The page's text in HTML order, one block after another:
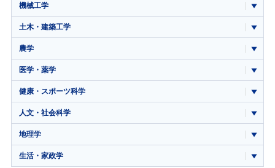
機械工学
土木・建築工学
農学
医学・薬学
健康・スポーツ科学
人文・社会科学
地理学
生活・家政学